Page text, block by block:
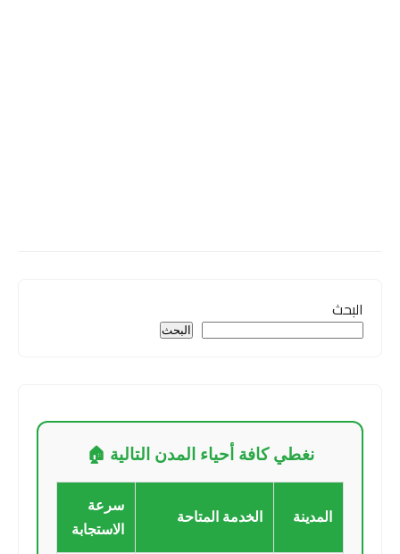
البحث
البحث
نغطي كافة أحياء المدن التالية 🏠
المدينة الخدمة المتاحة
سرعة
الاستجابة